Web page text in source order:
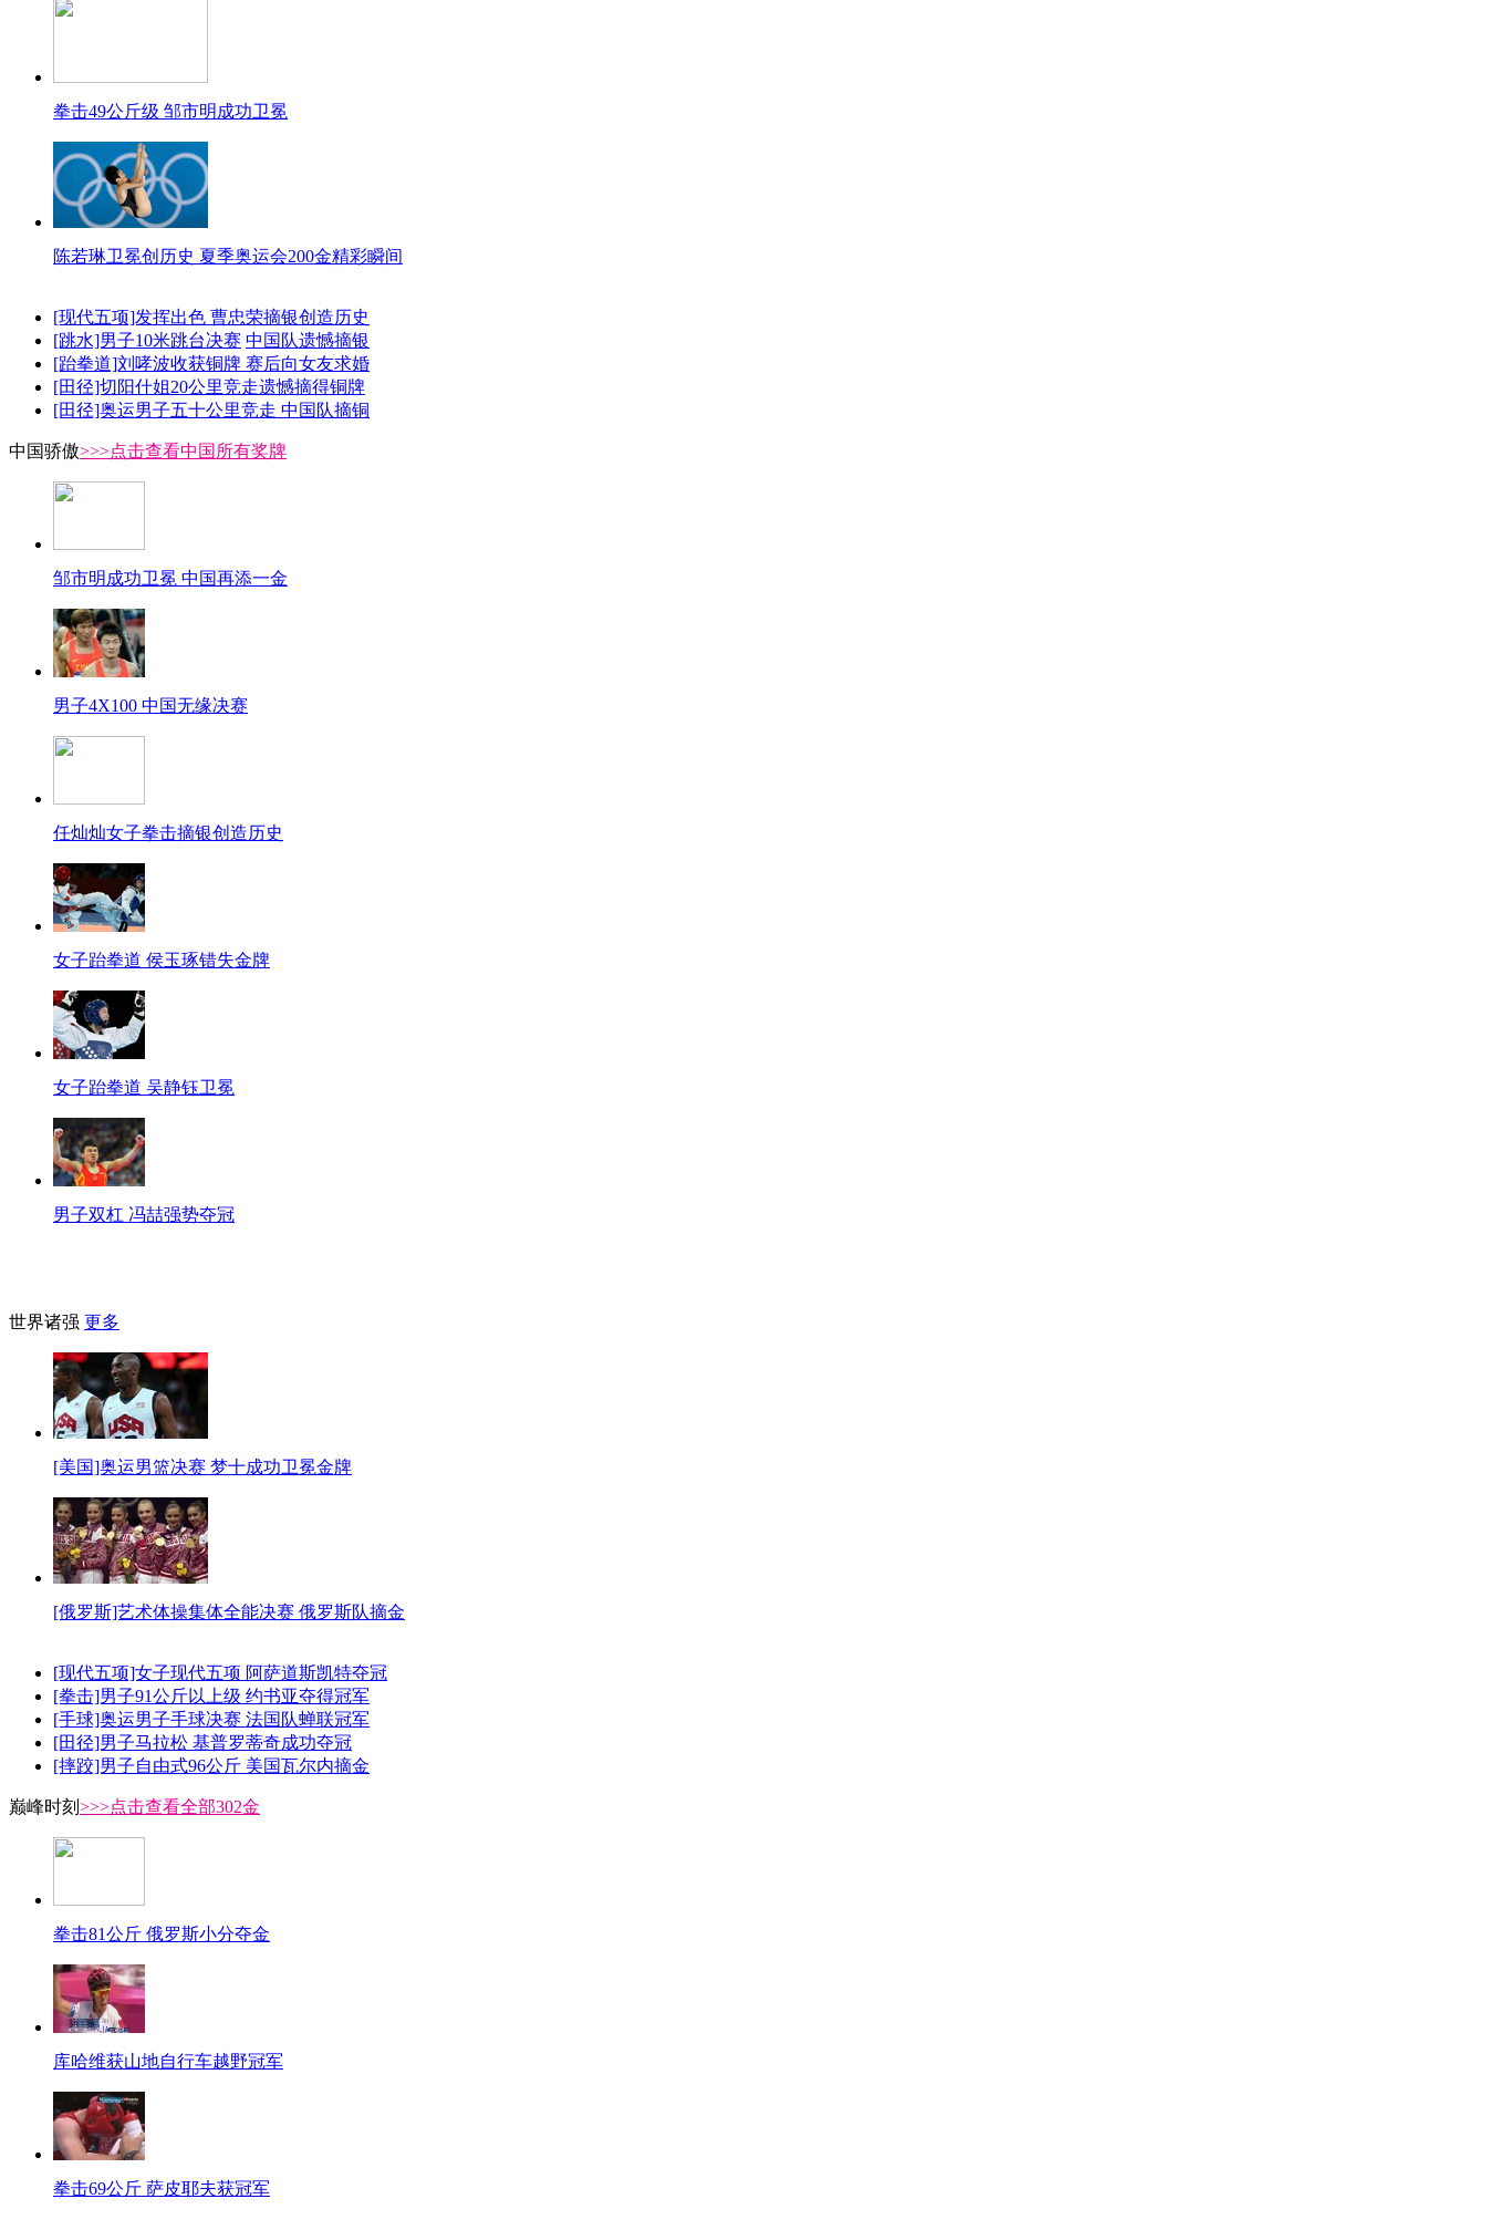
拳击49公斤级 邹市明成功卫冕
陈若琳卫冕创历史 夏季奥运会200金精彩瞬间
[现代五项]发挥出色 曹忠荣摘银创造历史
[跳水]男子10米跳台决赛 中国队遗憾摘银
[跆拳道]刘哮波收获铜牌 赛后向女友求婚
[田径]切阳什姐20公里竞走遗憾摘得铜牌
[田径]奥运男子五十公里竞走 中国队摘铜
中国骄傲>>>点击查看中国所有奖牌
邹市明成功卫冕 中国再添一金
男子4X100 中国无缘决赛
任灿灿女子拳击摘银创造历史
女子跆拳道 侯玉琢错失金牌
女子跆拳道 吴静钰卫冕
男子双杠 冯喆强势夺冠
世界诸强 更多
[美国]奥运男篮决赛 梦十成功卫冕金牌
[俄罗斯]艺术体操集体全能决赛 俄罗斯队摘金
[现代五项]女子现代五项 阿萨道斯凯特夺冠
[拳击]男子91公斤以上级 约书亚夺得冠军
[手球]奥运男子手球决赛 法国队蝉联冠军
[田径]男子马拉松 基普罗蒂奇成功夺冠
[摔跤]男子自由式96公斤 美国瓦尔内摘金
巅峰时刻 >>>点击查看全部302金
拳击81公斤 俄罗斯小分夺金
库哈维获山地自行车越野冠军
拳击69公斤 萨皮耶夫获冠军